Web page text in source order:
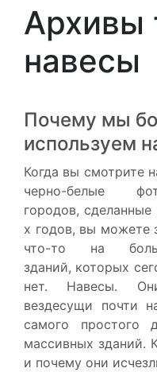
Архивы
навесы
Почему мы
используем
Когда вы смотрите
черно-белые
городов,
х годов, вы можете
что-то на
зданий, которых
нет. Навесы.
вездесущи почти
самого
массивных зданий.
и почему они